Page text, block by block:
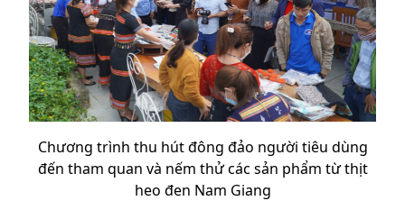
Chương trình thu hút đông đảo người tiêu dùng
đến tham quan và nếm thử các sản phẩm từ thịt
heo đen Nam Giang